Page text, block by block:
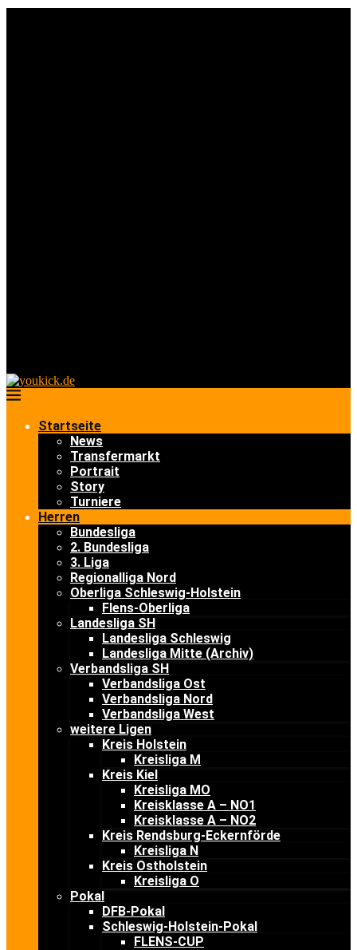
Startseite
News
Transfermarkt
Portrait
Story
Turniere
Herren
Bundesliga
2. Bundesliga
3. Liga
Regionalliga Nord
Oberliga Schleswig-Holstein
Flens-Oberliga
Landesliga SH
Landesliga Schleswig
Landesliga Mitte (Archiv)
Verbandsliga SH
Verbandsliga Ost
Verbandsliga Nord
Verbandsliga West
weitere Ligen
Kreis Holstein
Kreisliga M
Kreis Kiel
Kreisliga MO
Kreisklasse A – NO1
Kreisklasse A – NO2
Kreis Rendsburg-Eckernförde
Kreisliga N
Kreis Ostholstein
Kreisliga O
Pokal
DFB-Pokal
Schleswig-Holstein-Pokal
FLENS-CUP